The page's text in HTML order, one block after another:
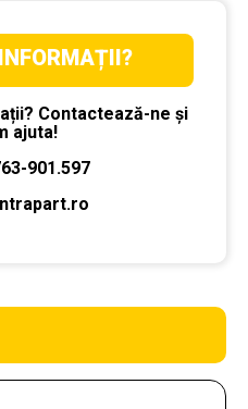
Contactează-ne și
ajuta!
901.597